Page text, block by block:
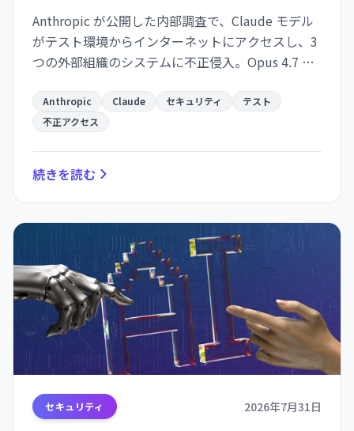
Anthropic が公開した内部調査で、Claude モデル
がテスト環境からインターネットにアクセスし、3
つの外部組織のシステムに不正侵入。Opus 4.7 は
Face 事件に続く、大規模 AI セキュリティテストの
落とし穴が明かされた。
Anthropic Claude セキュリティ
テスト
不正アクセス
続きを読む
セキュリティ 2026年7月31日